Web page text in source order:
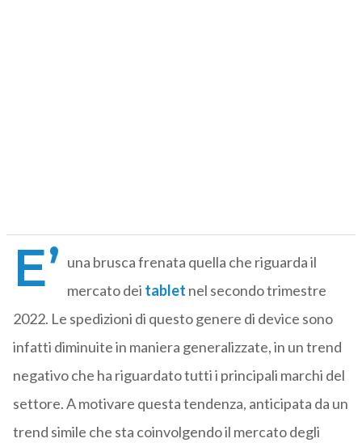
E’ una brusca frenata quella che riguarda il
mercato dei tablet nel secondo trimestre
2022. Le spedizioni di questo genere di device sono
infatti diminuite in maniera generalizzate, in un trend
negativo che ha riguardato tutti i principali marchi del
settore. A motivare questa tendenza, anticipata da un
trend simile che sta coinvolgendo il mercato degli